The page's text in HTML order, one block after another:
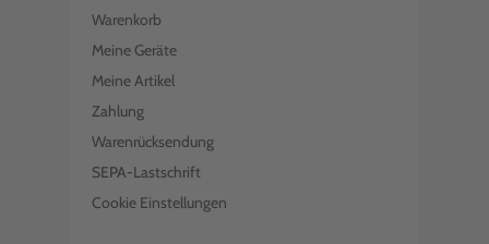
Warenkorb
Meine Geräte
Meine Artikel
Zahlung
Warenrücksendung
SEPA-Lastschrift
Cookie Einstellungen